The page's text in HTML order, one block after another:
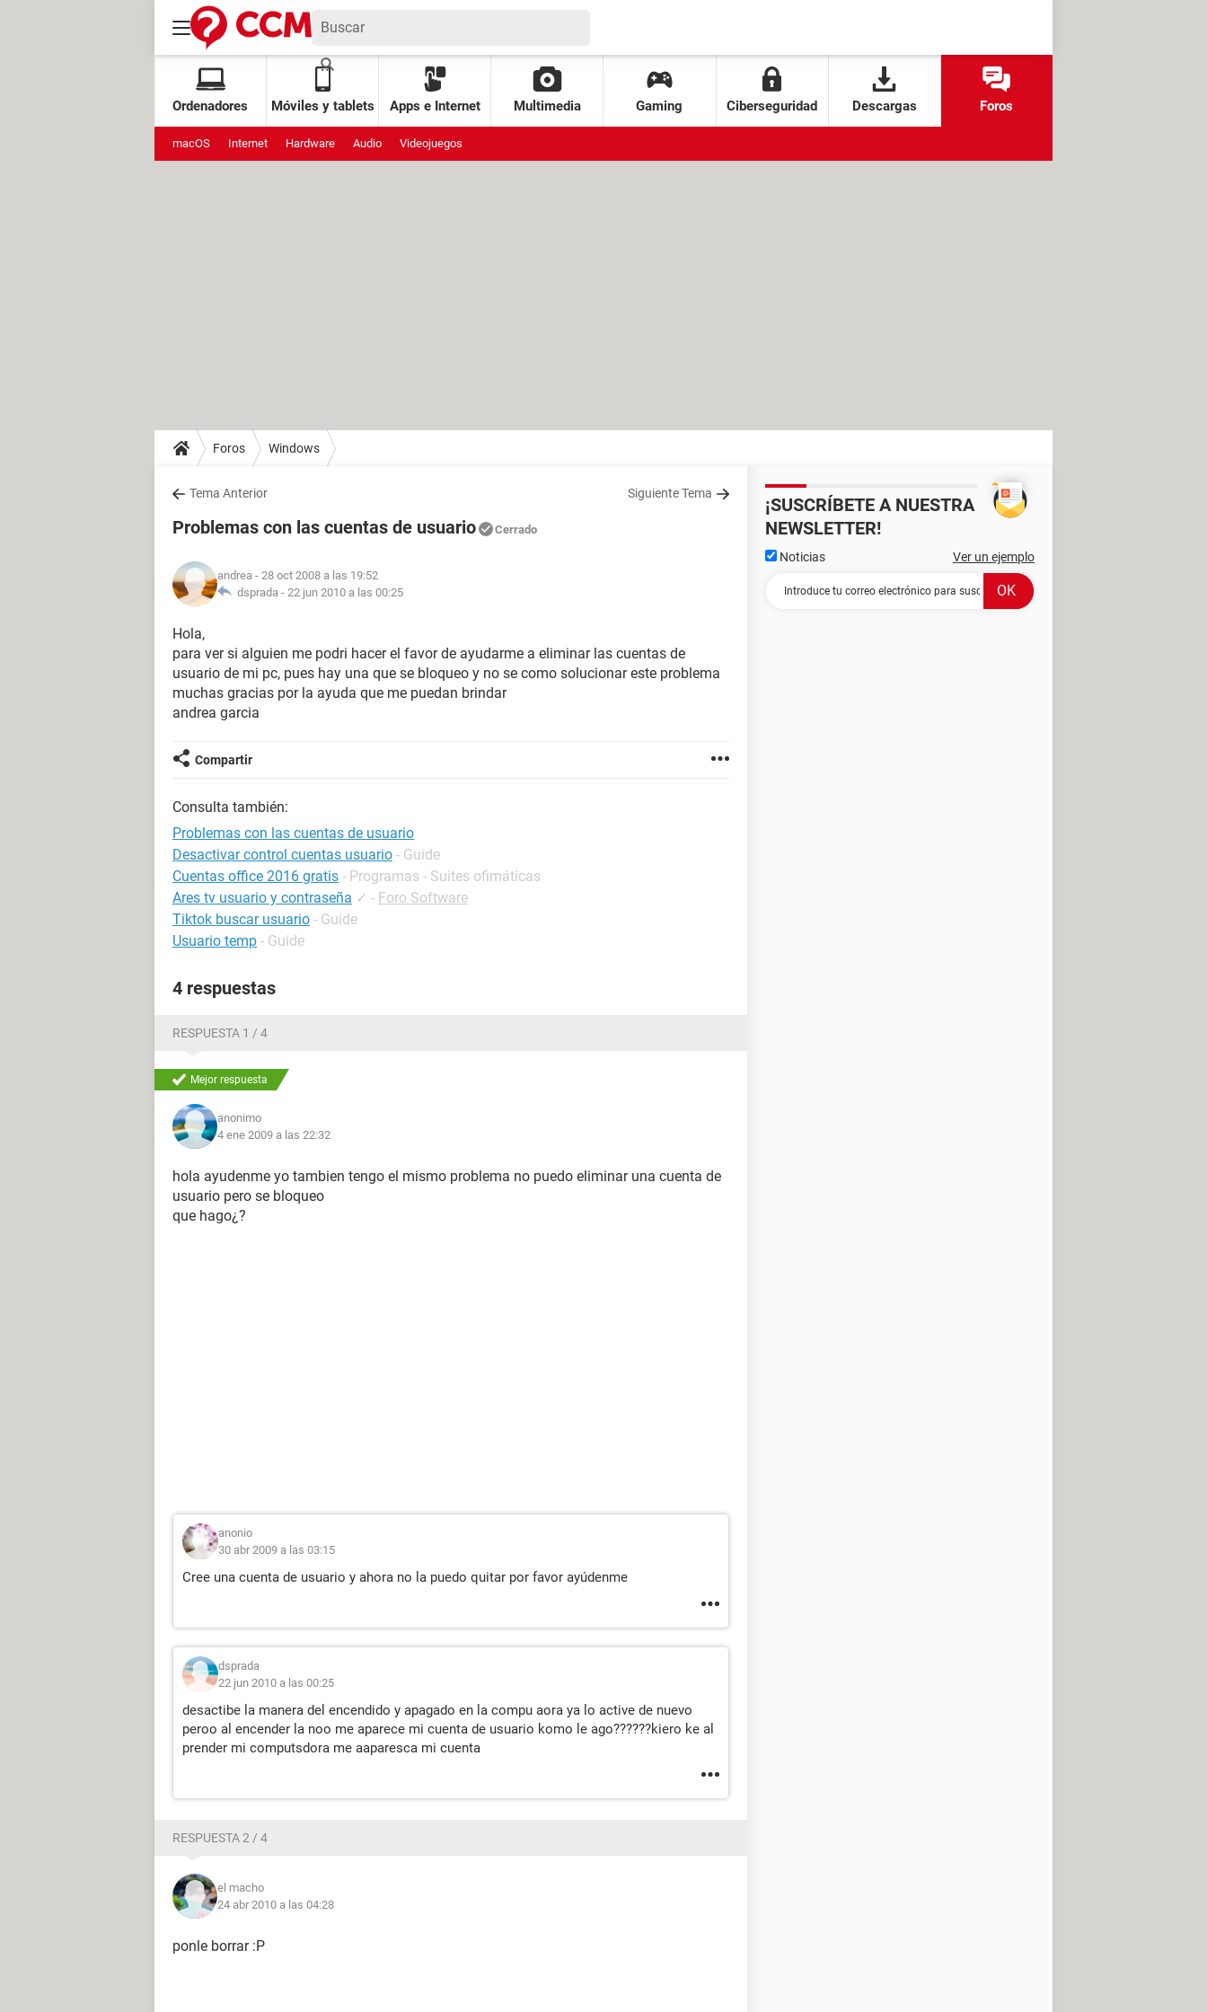
Ordenadores Móviles y tablets Apps e Internet Multimedia Gaming Ciberseguridad Descargas Foros
macOS Internet Hardware Audio Videojuegos
Foros Windows
Tema Anterior Siguiente Tema
Problemas con las cuentas de usuario Cerrado
andrea - 28 oct 2008 a las 19:52
dsprada - 22 jun 2010 a las 00:25
Hola,
para ver si alguien me podri hacer el favor de ayudarme a eliminar las cuentas de
usuario de mi pc, pues hay una que se bloqueo y no se como solucionar este problema
muchas gracias por la ayuda que me puedan brindar
andrea garcia
Compartir
Consulta también:
Problemas con las cuentas de usuario
Desactivar control cuentas usuario - Guide
Cuentas office 2016 gratis - Programas - Suites ofimáticas
Ares tv usuario y contraseña ✓ - Foro Software
Tiktok buscar usuario - Guide
Usuario temp - Guide
4 respuestas
RESPUESTA 1 / 4
Mejor respuesta
anonimo
4 ene 2009 a las 22:32
hola ayudenme yo tambien tengo el mismo problema no puedo eliminar una cuenta de
usuario pero se bloqueo
que hago¿?
anonio
30 abr 2009 a las 03:15
Cree una cuenta de usuario y ahora no la puedo quitar por favor ayúdenme
dsprada
22 jun 2010 a las 00:25
desactibe la manera del encendido y apagado en la compu aora ya lo active de nuevo
peroo al encender la noo me aparece mi cuenta de usuario komo le ago??????kiero ke al
prender mi computsdora me aaparesca mi cuenta
RESPUESTA 2 / 4
el macho
24 abr 2010 a las 04:28
ponle borrar :P
¡SUSCRÍBETE A NUESTRA
NEWSLETTER!
Noticias Ver un ejemplo